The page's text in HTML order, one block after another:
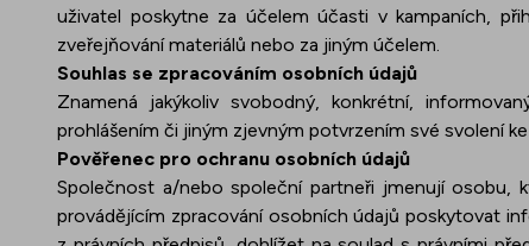
uživatel poskytne za účelem účasti v kampaních,
zveřejňování materiálů nebo za jiným účelem.
Souhlas se zpracováním osobních údajů
Znamená jakýkoliv svobodný, konkrétní,
prohlášením či jiným zjevným potvrzením své svolení
Pověřenec pro ochranu osobních údajů
Společnost a/nebo společní partneři jmenují osobu,
provádějícím zpracování osobních údajů poskytovat